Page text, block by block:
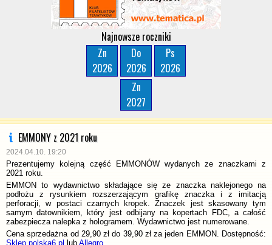
Najnowsze roczniki
Zn
2026
Do
2026
Ps
2026
Zn
2027
EMMONY z 2021 roku
2024.04.10. 19:20
Prezentujemy kolejną część EMMONÓW wydanych ze znaczkami z
2021 roku.
EMMON to wydawnictwo składające się ze znaczka naklejonego na
podłożu z rysunkiem rozszerzającym grafikę znaczka i z imitacją
perforacji, w postaci czarnych kropek. Znaczek jest skasowany tym
samym datownikiem, który jest odbijany na kopertach FDC, a całość
zabezpiecza nalepka z hologramem. Wydawnictwo jest numerowane.
Cena sprzedażna od 29,90 zł do 39,90 zł za jeden EMMON. Dostępność:
Sklep polska6.pl
lub Allegro.